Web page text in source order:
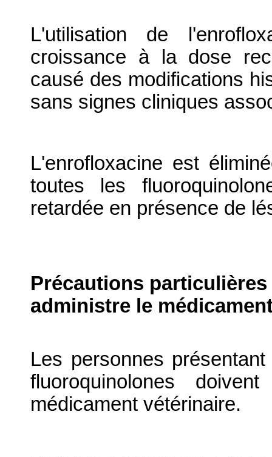
L'utilisation de
croissance à la dose
causé des modifications
sans signes cliniques
L'enrofloxacine est
toutes les
retardée en présence de
Précautions
administre le
Les personnes
fluoroquinolones
médicament vétérinaire.